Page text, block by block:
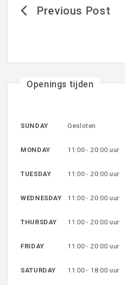
BEAUTY
Berichtnavigatie
Openings tijden
SUNDAY Gesloten
MONDAY 11:00 - 20:00 uur
TUESDAY 11:00 - 20:00 uur
WEDNESDAY 11:00 - 20:00 uur
THURSDAY 11:00 - 20:00 uur
FRIDAY 11:00 - 20:00 uur
SATURDAY 11:00 - 18:00 uur